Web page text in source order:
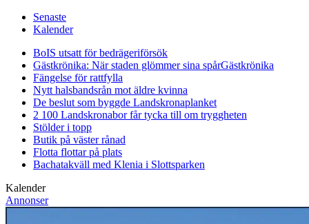
Senaste
Kalender
BoIS utsatt för bedrägeriförsök
Gästkrönika: När staden glömmer sina spårGästkrönika
Fängelse för rattfylla
Nytt halsbandsrån mot äldre kvinna
De beslut som byggde Landskronaplanket
2 100 Landskronabor får tycka till om tryggheten
Stölder i topp
Butik på väster rånad
Flotta flottar på plats
Bachatakväll med Klenia i Slottsparken
Kalender
Annonser